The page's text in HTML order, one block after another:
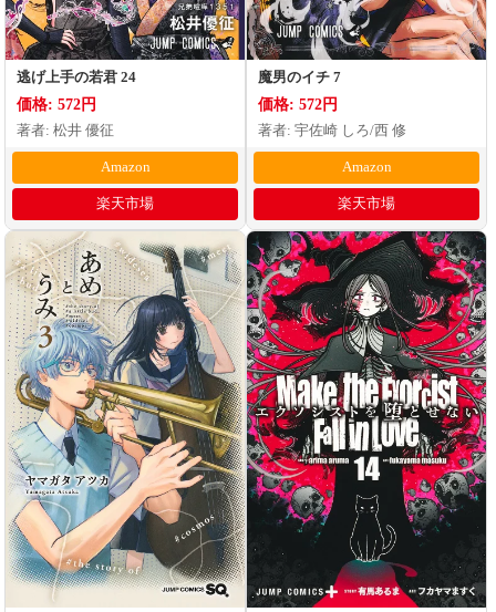
逃げ上手の若君 24
価格: 572円
著者: 松井 優征
Amazon
楽天市場
魔男のイチ 7
価格: 572円
著者: 宇佐崎 しろ/西 修
Amazon
楽天市場